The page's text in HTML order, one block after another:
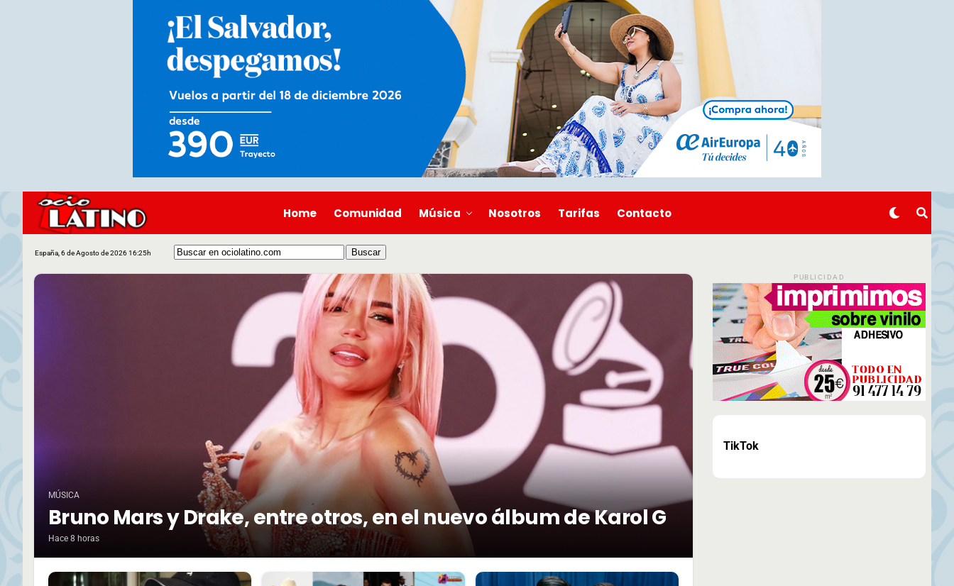
Home Comunidad Música Nosotros Tarifas Contacto
España, 6 de Agosto de 2026 16:25h
MÚSICA
Bruno Mars y Drake, entre otros, en el nuevo álbum de Karol G
Hace 8 horas
PUBLICIDAD
TikTok